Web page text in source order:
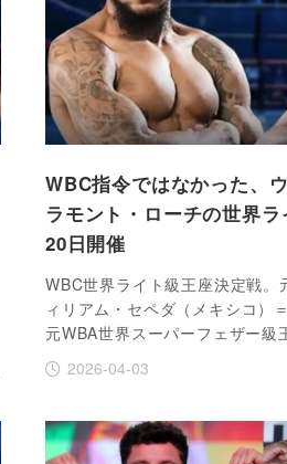
WBC指令ではなかった、
ラモント・ローチの世界
20日開催
WBC世界ライト級王座決定戦。
ィリアム・セペダ（メキシコ）
元WBA世界スーパーフェザー
2026-04-03